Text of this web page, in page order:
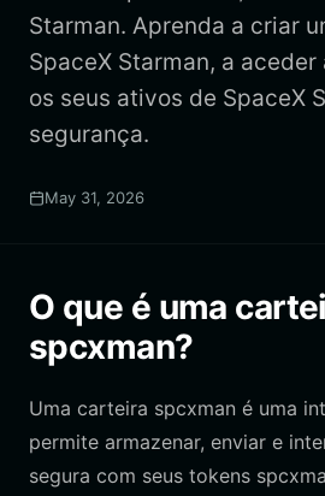
Starman. Aprenda a criar
SpaceX Starman, a
os seus ativos de SpaceX
segurança.
May 31, 2026
O que é uma
spcxman?
Uma carteira spcxman é uma
permite armazenar, enviar e
segura com seus tokens